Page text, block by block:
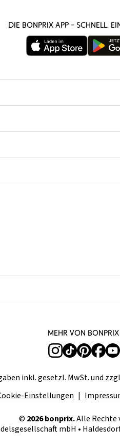
Die bonprix App – schnell,
Mehr von
inkl. gesetzl. MwSt. und
Einstellungen
© 2026 bonprix.Alle Rechte
mbH •